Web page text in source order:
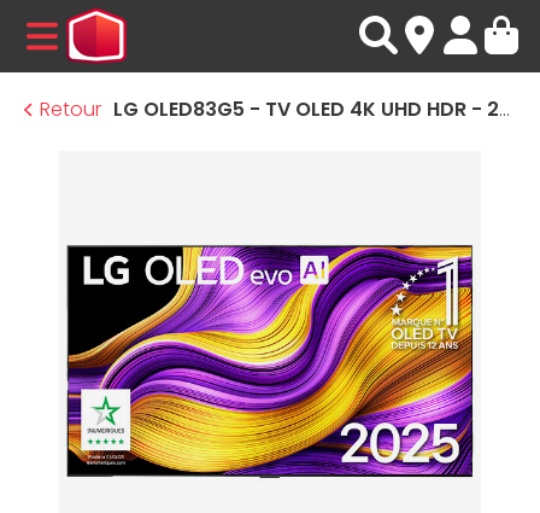
MENU
Retour
LG OLED83G5 - TV OLED 4K UHD HDR - 210 cm